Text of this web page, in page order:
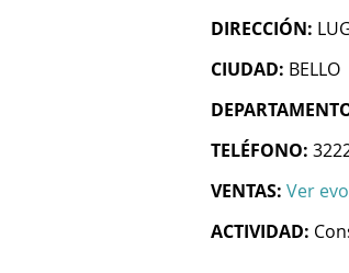
DIRECCIÓN:
CIUDAD: BELLO
TELÉFONO:
VENTAS: Ver
ACTIVIDAD: